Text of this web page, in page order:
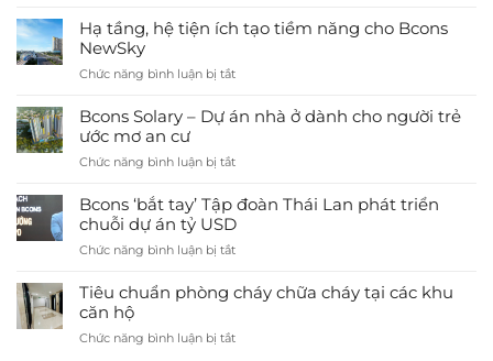
Center
City
Giải
An
Đầy
Đủ
Tiện
Cho
Gia
Trẻ
Hạ tầng, hệ tiện ích tạo tiềm năng cho Bcons
NewSky
Chức năng bình luận bị tắtở
tầng,
ích
tiềm
năng
Bcons Solary – Dự án nhà ở dành cho người trẻ
ước mơ an cư
Chức năng bình luận bị tắtở
Solary
–
án
ở
Bcons ‘bắt tay’ Tập đoàn Thái Lan phát triển
chuỗi dự án tỷ USD
Chức năng bình luận bị tắtở
‘bắt
đoàn
Tiêu chuẩn phòng cháy chữa cháy tại các khu
căn hộ
Chức năng bình luận bị tắtở